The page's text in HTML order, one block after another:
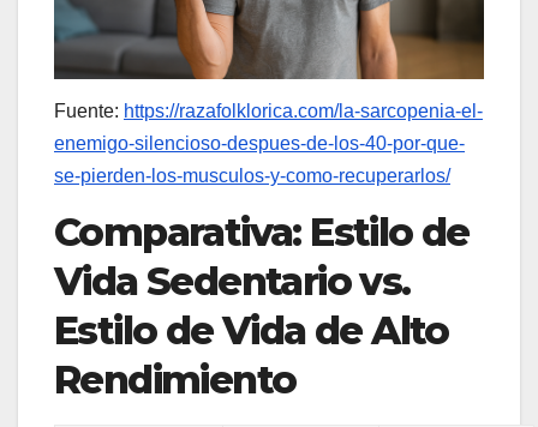
Fuente: https://razafolklorica.com/la-sarcopenia-el-
enemigo-silencioso-despues-de-los-40-por-que-
se-pierden-los-musculos-y-como-recuperarlos/
Comparativa: Estilo de
Vida Sedentario vs.
Estilo de Vida de Alto
Rendimiento